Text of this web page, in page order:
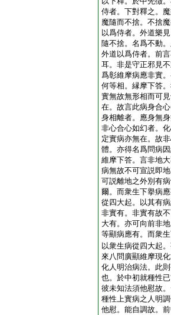
侍者。下對釋之。
魔隨而不捨。不捨
以爲侍者。外道樂
隨不捨。名爲不動
外道以爲侍者。前
耳。非是守正邪見
爲彰維摩病應非實
何等相。縁摩下答
實無故無形相而可
在。故言此病身合
身相離者。應身無
非心合心如幻者。
定實病亦無在。故
體。亦得名爲問病
維摩下答。言非地
病無故不可宣説即
可説離地之外別有
爾。而衆生下擧病
從四大起。以其有
非實有。非實有故
大有。亦可向前非
等顯病應有。而衆
以衆生病從四大起
來八問廣顯維摩現
化人明治病法。此
也。於中初就種性
彼未知法須他慰故
種性上實病之人明
他慰。能自調故。